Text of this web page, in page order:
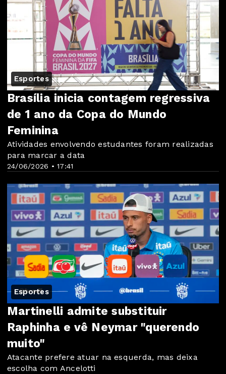
Esportes
24/06/2026 • 17:41
Brasília inicia contagem regressiva
de 1 ano da Copa do Mundo
Feminina
Atividades envolvendo estudantes foram realizadas
para marcar a data
Esportes
Martinelli admite substituir
Raphinha e vê Neymar "querendo
muito"
Atacante prefere atuar na esquerda, mas deixa
escolha com Ancelotti